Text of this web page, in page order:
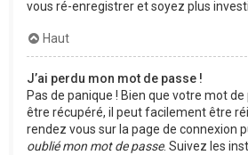
vous ré-enregistrer et soyez plus
Haut
J’ai perdu mon mot de passe !
Pas de panique ! Bien que votre mot
être récupéré, il peut facilement être
rendez vous sur la page de connexion
oublié mon mot de passe. Suivez les